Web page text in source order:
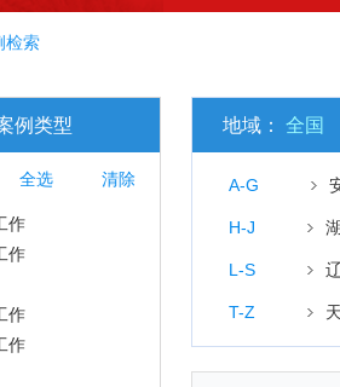
检索
例类型
清除
全选
作
作
作
作
地域： 全国
A-G
H-J
L-S
T-Z